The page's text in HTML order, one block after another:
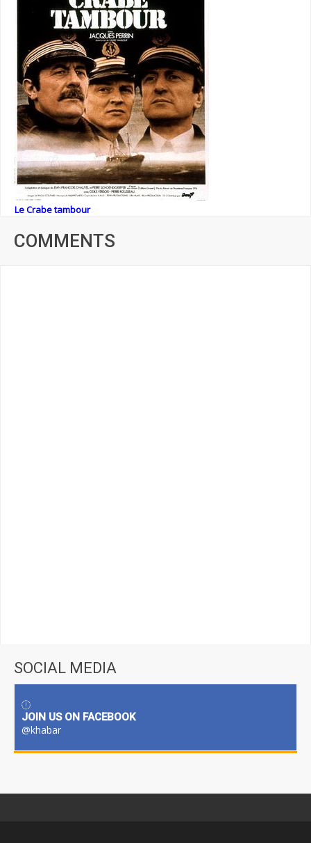
Le Crabe tambour
COMMENTS
SOCIAL MEDIA
JOIN US ON FACEBOOK
@khabar